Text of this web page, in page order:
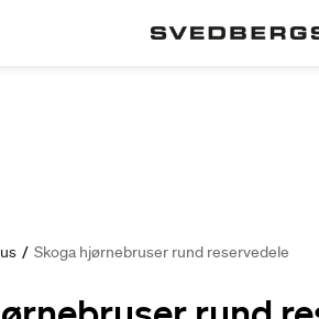
/ Skoga hjørnebruser rund reservedele